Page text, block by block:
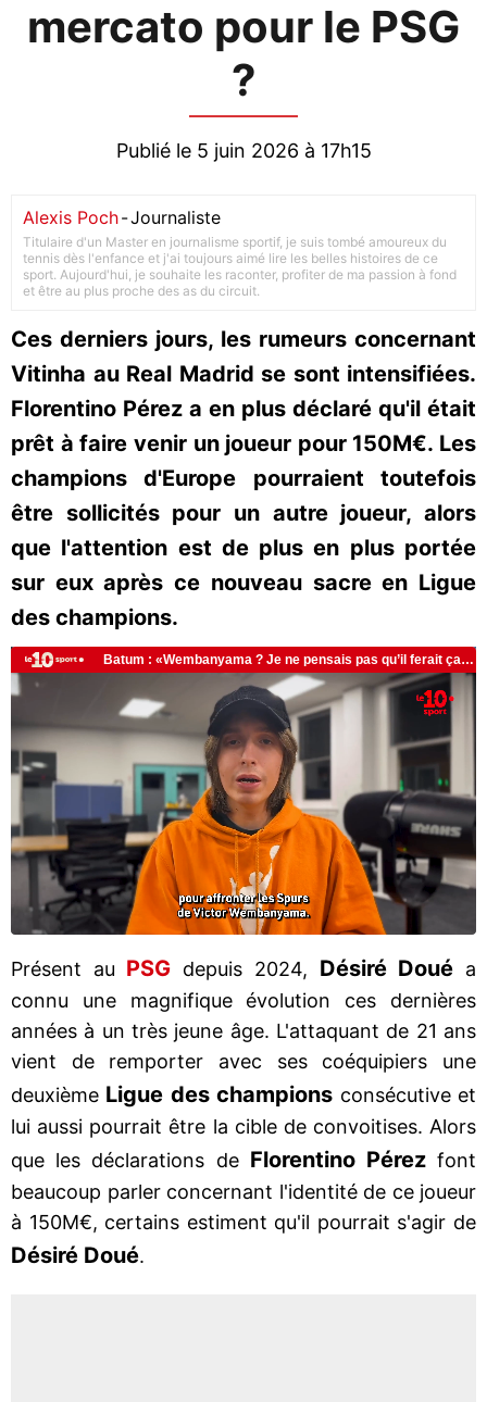
mercato pour le PSG
?
Publié le 5 juin 2026 à 17h15
Alexis Poch-Journaliste
Titulaire d'un Master en journalisme sportif, je suis tombé amoureux du
tennis dès l'enfance et j'ai toujours aimé lire les belles histoires de ce
sport. Aujourd'hui, je souhaite les raconter, profiter de ma passion à fond
et être au plus proche des as du circuit.
Ces derniers jours, les rumeurs concernant
Vitinha au Real Madrid se sont intensifiées.
Florentino Pérez a en plus déclaré qu'il était
prêt à faire venir un joueur pour 150M€. Les
champions d'Europe pourraient toutefois
être sollicités pour un autre joueur, alors
que l'attention est de plus en plus portée
sur eux après ce nouveau sacre en Ligue
des champions.
Présent au PSG depuis 2024, Désiré Doué a
connu une magnifique évolution ces dernières
années à un très jeune âge. L'attaquant de 21 ans
vient de remporter avec ses coéquipiers une
deuxième Ligue des champions consécutive et
lui aussi pourrait être la cible de convoitises. Alors
que les déclarations de Florentino Pérezfont
beaucoup parler concernant l'identité de ce joueur
à 150M€, certains estiment qu'il pourrait s'agir de
Désiré Doué.